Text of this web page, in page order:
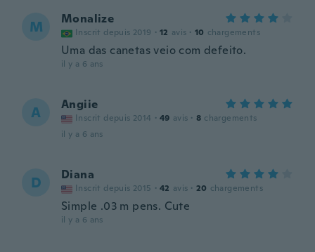
M Monalize
Inscrit depuis 2019 · 12 avis · 10 chargements
Uma das canetas veio com defeito.
il y a 6 ans
A Angiie
Inscrit depuis 2014 · 49 avis · 8 chargements
il y a 6 ans
D Diana
Inscrit depuis 2015 · 42 avis · 20 chargements
Simple .03 m pens. Cute
il y a 6 ans